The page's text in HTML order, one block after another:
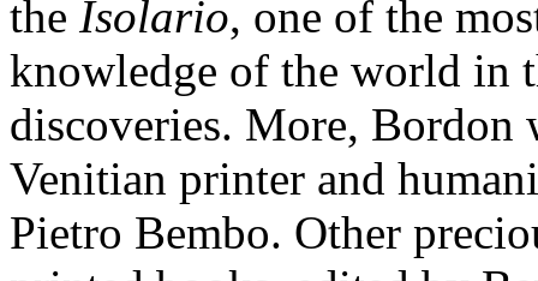
the Isolario, one of the
knowledge of the world in
discoveries. More, Bordon
Venitian printer and
Pietro Bembo. Other